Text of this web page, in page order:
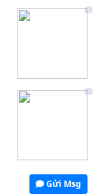
Gửi Msg